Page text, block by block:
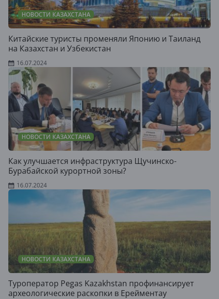
НОВОСТИ КАЗАХСТАНА
Китайские туристы променяли Японию и Таиланд
на Казахстан и Узбекистан
16.07.2024
НОВОСТИ КАЗАХСТАНА
Как улучшается инфраструктура Щучинско-
Бурабайской курортной зоны?
16.07.2024
НОВОСТИ КАЗАХСТАНА
Туроператор Pegas Kazakhstan профинансирует
археологические раскопки в Ерейментау